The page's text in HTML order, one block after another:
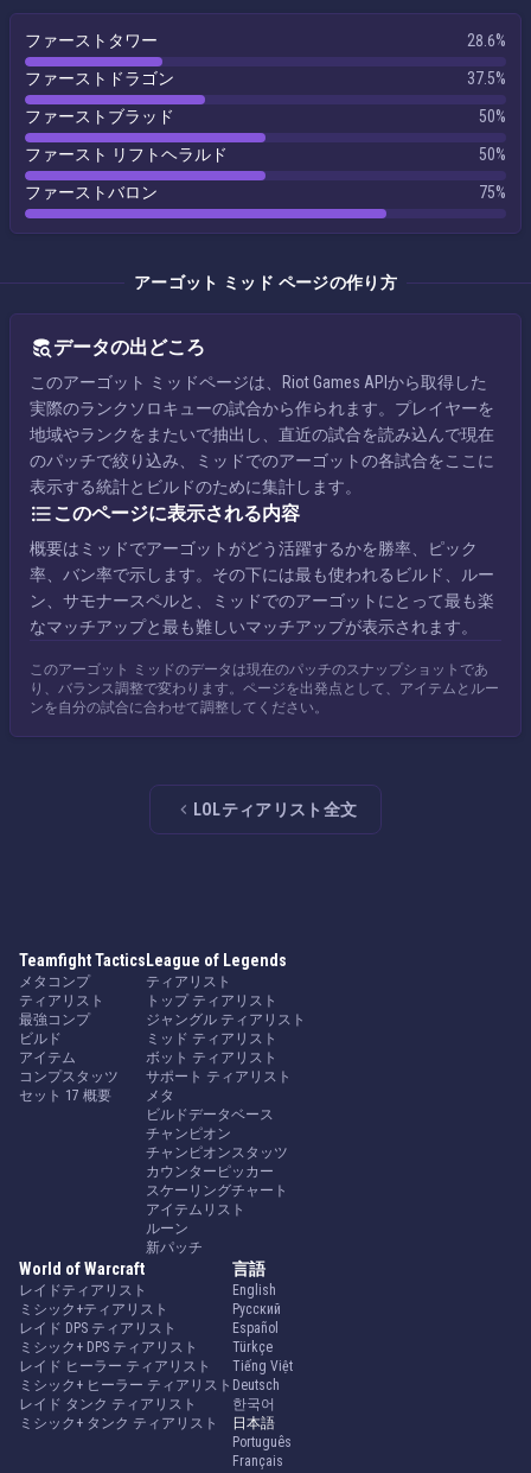
ファーストタワー
28.6%
ファーストドラゴン
37.5%
ファーストブラッド
50%
ファースト リフトヘラルド
50%
ファーストバロン
75%
アーゴット ミッド ページの作り方
データの出どころ
このアーゴット ミッドページは、Riot Games APIから取得した
実際のランクソロキューの試合から作られます。プレイヤーを
地域やランクをまたいで抽出し、直近の試合を読み込んで現在
のパッチで絞り込み、ミッドでのアーゴットの各試合をここに
表示する統計とビルドのために集計します。
このページに表示される内容
概要はミッドでアーゴットがどう活躍するかを勝率、ピック
率、バン率で示します。その下には最も使われるビルド、ルー
ン、サモナースペルと、ミッドでのアーゴットにとって最も楽
なマッチアップと最も難しいマッチアップが表示されます。
このアーゴット ミッドのデータは現在のパッチのスナップショットであ
り、バランス調整で変わります。ページを出発点として、アイテムとルー
ンを自分の試合に合わせて調整してください。
LOLティアリスト全文
Teamfight Tactics
メタコンプ
ティアリスト
最強コンプ
ビルド
アイテム
コンプスタッツ
セット 17 概要
League of Legends
ティアリスト
トップ ティアリスト
ジャングル ティアリスト
ミッド ティアリスト
ボット ティアリスト
サポート ティアリスト
メタ
ビルドデータベース
チャンピオン
チャンピオンスタッツ
カウンターピッカー
スケーリングチャート
アイテムリスト
ルーン
新パッチ
World of Warcraft
レイドティアリスト
ミシック+ティアリスト
レイド DPS ティアリスト
ミシック+ DPS ティアリスト
レイド ヒーラー ティアリスト
ミシック+ ヒーラー ティアリスト
レイド タンク ティアリスト
ミシック+ タンク ティアリスト
言語
English
Русский
Español
Türkçe
Tiếng Việt
Deutsch
한국어
日本語
Português
Français